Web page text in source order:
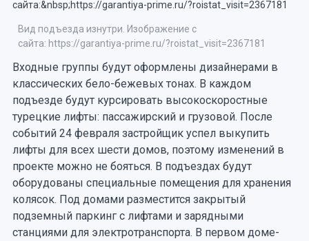
Вид подъезда изнутри. Изображение с
сайта: https://garantiya-prime.ru/?roistat_visit=2367181
Входные группы будут оформлены дизайнерами в
классических бело-бежевых тонах. В каждом
подъезде будут курсировать высокоскоростные
турецкие лифты: пассажирский и грузовой. После
событий 24 февраля застройщик успел выкупить
лифты для всех шести домов, поэтому изменений в
проекте можно не бояться. В подъездах будут
оборудованы специальные помещения для хранения
колясок. Под домами разместится закрытый
подземный паркинг с лифтами и зарядными
станциями для электротранспорта. В первом доме-